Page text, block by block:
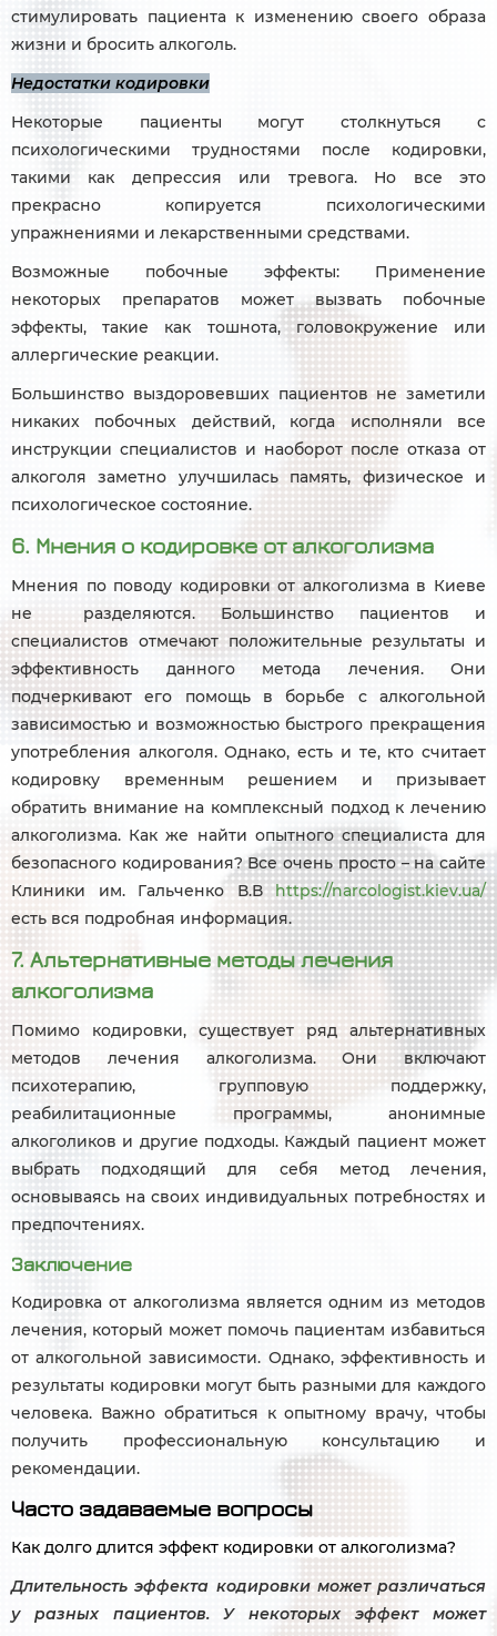
стимулировать пациента к изменению своего образа
жизни и бросить алкоголь.
Недостатки кодировки
Некоторые пациенты могут столкнуться с
психологическими трудностями после кодировки,
такими как депрессия или тревога. Но все это
прекрасно копируется психологическими
упражнениями и лекарственными средствами.
Возможные побочные эффекты: Применение
некоторых препаратов может вызвать побочные
эффекты, такие как тошнота, головокружение или
аллергические реакции.
Большинство выздоровевших пациентов не заметили
никаких побочных действий, когда исполняли все
инструкции специалистов и наоборот после отказа от
алкоголя заметно улучшилась память, физическое и
психологическое состояние.
6. Мнения о кодировке от алкоголизма
Мнения по поводу кодировки от алкоголизма в Киеве
не разделяются. Большинство пациентов и
специалистов отмечают положительные результаты и
эффективность данного метода лечения. Они
подчеркивают его помощь в борьбе с алкогольной
зависимостью и возможностью быстрого прекращения
употребления алкоголя. Однако, есть и те, кто считает
кодировку временным решением и призывает
обратить внимание на комплексный подход к лечению
алкоголизма. Как же найти опытного специалиста для
безопасного кодирования? Все очень просто – на сайте
Клиники им. Гальченко В.Вhttps://narcologist.kiev.ua/
есть вся подробная информация.
7. Альтернативные методы лечения
алкоголизма
Помимо кодировки, существует ряд альтернативных
методов лечения алкоголизма. Они включают
психотерапию, групповую поддержку,
реабилитационные программы, анонимные
алкоголиков и другие подходы. Каждый пациент может
выбрать подходящий для себя метод лечения,
основываясь на своих индивидуальных потребностях и
предпочтениях.
Заключение
Кодировка от алкоголизма является одним из методов
лечения, который может помочь пациентам избавиться
от алкогольной зависимости. Однако, эффективность и
результаты кодировки могут быть разными для каждого
человека. Важно обратиться к опытному врачу, чтобы
получить профессиональную консультацию и
рекомендации.
Часто задаваемые вопросы
Как долго длится эффект кодировки от алкоголизма?
Длительность эффекта кодировки может различаться
у разных пациентов. У некоторых эффект может